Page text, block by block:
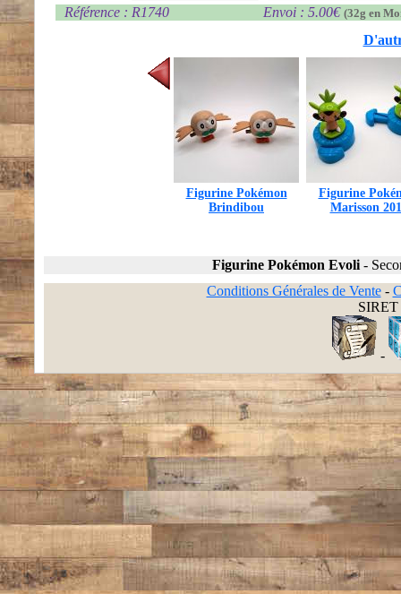
Référence : R1740 Envoi : 5.00€ (32g en
Figurine Pokémon
Brindibou
Figurine
Marisson
Figurine Pokémon Evoli -
Conditions Générales de Vente-
SIRET
-